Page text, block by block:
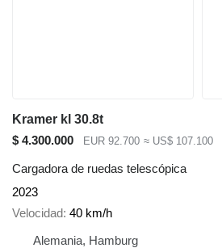
Kramer kl 30.8t
$ 4.300.000
EUR 92.700 ≈ US$ 107.100
Cargadora de ruedas telescópica
2023
Velocidad 40 km/h
Alemania, Hamburg